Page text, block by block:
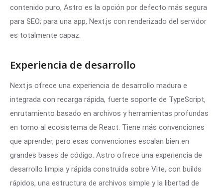
contenido puro, Astro es la opción por defecto más segura
para SEO; para una app, Next.js con renderizado del servidor
es totalmente capaz.
Experiencia de desarrollo
Next.js ofrece una experiencia de desarrollo madura e
integrada con recarga rápida, fuerte soporte de TypeScript,
enrutamiento basado en archivos y herramientas profundas
en torno al ecosistema de React. Tiene más convenciones
que aprender, pero esas convenciones escalan bien en
grandes bases de código. Astro ofrece una experiencia de
desarrollo limpia y rápida construida sobre Vite, con builds
rápidos, una estructura de archivos simple y la libertad de